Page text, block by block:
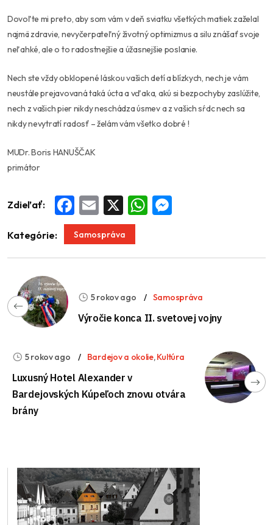
Dovoľte mi preto, aby som vám v deň sviatku všetkých matiek zaželal
najmä zdravie, nevyčerpateľný životný optimizmus a silu znášať svoje
neľahké, ale o to radostnejšie a úžasnejšie poslanie.
Nech ste vždy obklopené láskou vašich detí a blízkych, nech je vám
neustále prejavovaná taká úcta a vďaka, akú si bezpochyby zaslúžite,
nech z vašich pier nikdy neschádza úsmev a z vašich sŕdc nech sa
nikdy nevytratí radosť – želám vám všetko dobré !
MUDr. Boris HANUŠČAK
primátor
Zdieľať: Facebook
Email WhatsApp
Kategórie: Samospráva
5 rokov ago Samospráva
Výročie konca II. svetovej vojny
5 rokov ago Bardejov a okolie,Kultúra
Luxusný Hotel Alexander v
Bardejovských Kúpeľoch znovu otvára
brány